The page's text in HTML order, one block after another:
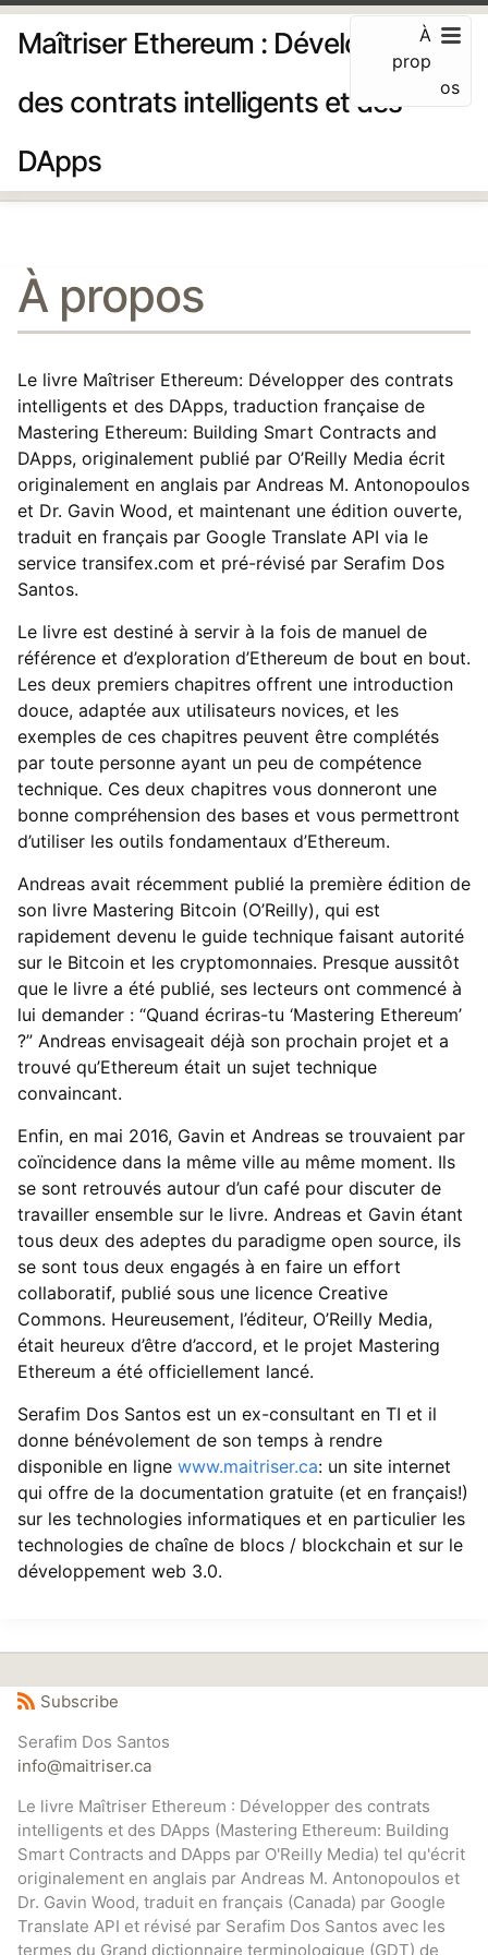
Maîtriser Ethereum : Développer
des contrats intelligents et des
DApps
À
prop
os
À propos
Le livre Maîtriser Ethereum: Développer des contrats
intelligents et des DApps, traduction française de
Mastering Ethereum: Building Smart Contracts and
DApps, originalement publié par O’Reilly Media écrit
originalement en anglais par Andreas M. Antonopoulos
et Dr. Gavin Wood, et maintenant une édition ouverte,
traduit en français par Google Translate API via le
service transifex.com et pré-révisé par Serafim Dos
Santos.
Le livre est destiné à servir à la fois de manuel de
référence et d’exploration d’Ethereum de bout en bout.
Les deux premiers chapitres offrent une introduction
douce, adaptée aux utilisateurs novices, et les
exemples de ces chapitres peuvent être complétés
par toute personne ayant un peu de compétence
technique. Ces deux chapitres vous donneront une
bonne compréhension des bases et vous permettront
d’utiliser les outils fondamentaux d’Ethereum.
Andreas avait récemment publié la première édition de
son livre Mastering Bitcoin (O’Reilly), qui est
rapidement devenu le guide technique faisant autorité
sur le Bitcoin et les cryptomonnaies. Presque aussitôt
que le livre a été publié, ses lecteurs ont commencé à
lui demander : “Quand écriras-tu ‘Mastering Ethereum’
?” Andreas envisageait déjà son prochain projet et a
trouvé qu’Ethereum était un sujet technique
convaincant.
Enfin, en mai 2016, Gavin et Andreas se trouvaient par
coïncidence dans la même ville au même moment. Ils
se sont retrouvés autour d’un café pour discuter de
travailler ensemble sur le livre. Andreas et Gavin étant
tous deux des adeptes du paradigme open source, ils
se sont tous deux engagés à en faire un effort
collaboratif, publié sous une licence Creative
Commons. Heureusement, l’éditeur, O’Reilly Media,
était heureux d’être d’accord, et le projet Mastering
Ethereum a été officiellement lancé.
Serafim Dos Santos est un ex-consultant en TI et il
donne bénévolement de son temps à rendre
disponible en ligne www.maitriser.ca: un site internet
qui offre de la documentation gratuite (et en français!)
sur les technologies informatiques et en particulier les
technologies de chaîne de blocs / blockchain et sur le
développement web 3.0.
Subscribe
Serafim Dos Santos
info@maitriser.ca
Le livre Maîtriser Ethereum : Développer des contrats
intelligents et des DApps (Mastering Ethereum: Building
Smart Contracts and DApps par O'Reilly Media) tel qu'écrit
originalement en anglais par Andreas M. Antonopoulos et
Dr. Gavin Wood, traduit en français (Canada) par Google
Translate API et révisé par Serafim Dos Santos avec les
termes du Grand dictionnaire terminologique (GDT) de